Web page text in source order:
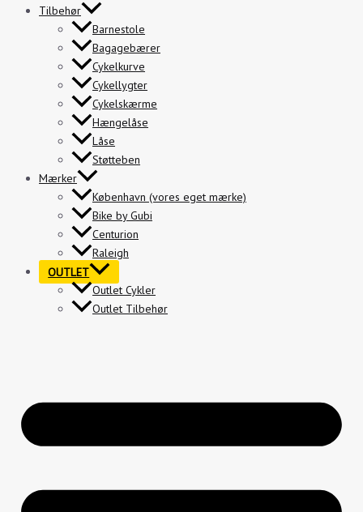
Tilbehør
Barnestole
Bagagebærer
Cykelkurve
Cykellygter
Cykelskærme
Hængelåse
Låse
Støtteben
Mærker
København (vores eget mærke)
Bike by Gubi
Centurion
Raleigh
OUTLET
Outlet Cykler
Outlet Tilbehør